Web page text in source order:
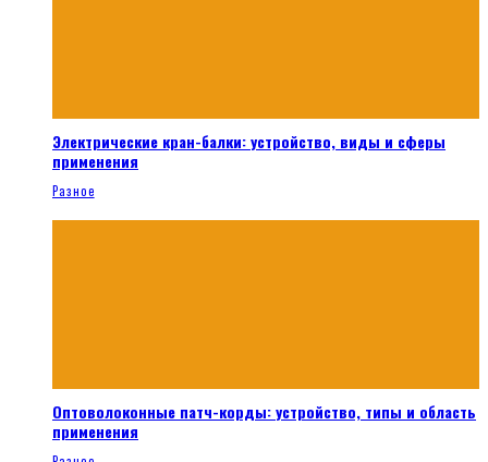
Электрические кран-балки: устройство, виды и сферы
применения
Разное
Оптоволоконные патч-корды: устройство, типы и область
применения